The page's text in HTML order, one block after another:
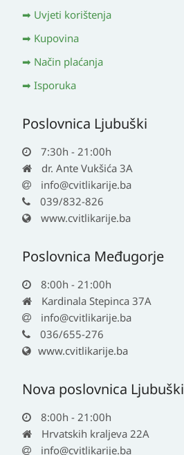
Uvjeti korištenja
Kupovina
Način plaćanja
Isporuka
Poslovnica Ljubuški
7:30h - 21:00h
dr. Ante Vukšića 3A
info@cvitlikarije.ba
039/832-826
www.cvitlikarije.ba
Poslovnica Međugorje
8:00h - 21:00h
Kardinala Stepinca 37A
info@cvitlikarije.ba
036/655-276
www.cvitlikarije.ba
Nova poslovnica Ljubuški
8:00h - 21:00h
Hrvatskih kraljeva 22A
info@cvitlikarije.ba